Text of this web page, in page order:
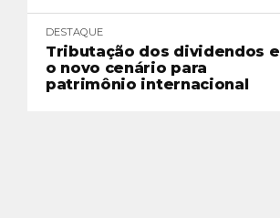
DESTAQUE
Tributação dos dividendos e
o novo cenário para
patrimônio internacional